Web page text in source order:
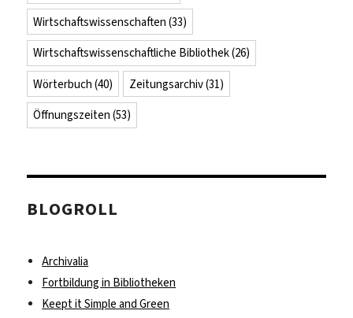
Wirtschaftswissenschaften (33)
Wirtschaftswissenschaftliche Bibliothek(26)
Wörterbuch (40) Zeitungsarchiv(31)
Öffnungszeiten (53)
BLOGROLL
Archivalia
Fortbildung in Bibliotheken
Keept it Simple and Green